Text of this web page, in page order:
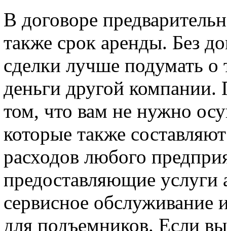
В договоре
также срок аренды. Без
сделки лучше подумать о
деньги другой компании.
том, что вам не нужно
которые также
расходов любого
предоставляющие
сервисное обслуживание
для подъемников. Если